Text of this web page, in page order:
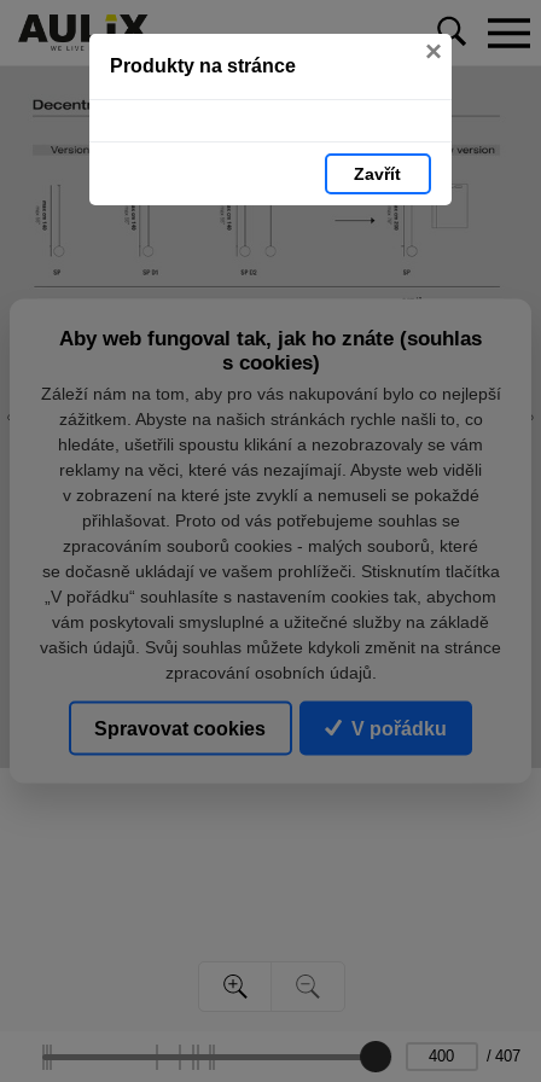
Produkty na stránce ×
Zavřít
/ 407
Aby web fungoval tak, jak ho znáte (souhlas
s cookies)
Záleží nám na tom, aby pro vás nakupování bylo co nejlepší
zážitkem. Abyste na našich stránkách rychle našli to, co
hledáte, ušetřili spoustu klikání a nezobrazovaly se vám
reklamy na věci, které vás nezajímají. Abyste web viděli
v zobrazení na které jste zvyklí a nemuseli se pokaždé
přihlašovat. Proto od vás potřebujeme souhlas se
zpracováním souborů cookies - malých souborů, které
se dočasně ukládají ve vašem prohlížeči. Stisknutím tlačítka
„V pořádku“ souhlasíte s nastavením cookies tak, abychom
vám poskytovali smysluplné a užitečné služby na základě
vašich údajů. Svůj souhlas můžete kdykoli změnit na stránce
zpracování osobních údajů.
Spravovat cookies V pořádku